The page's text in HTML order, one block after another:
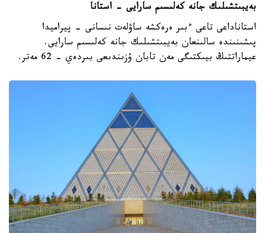
بەيبىتشىلىك جانە كەلىسىم سارايى - استانا
استاناداعى تاعى ءبىر ەرەكشە ساۋلەت نىسانى - پيراميدا
پىشىنىندە سالىنعان بەيبىتشىلىك جانە كەلىسىم سارايى.
عيماراتتىڭ بيىكتىگى مەن تابان ۇزىندىعى بىردەي - 62 مەتر.